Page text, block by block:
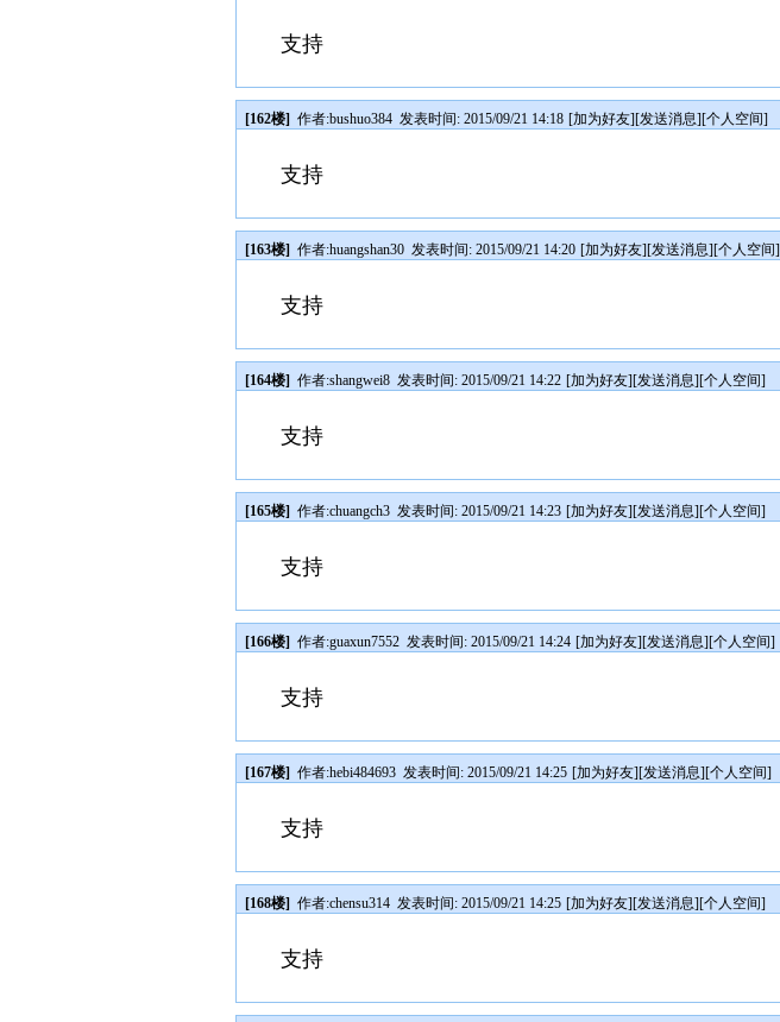
支持
[162楼] 作者:bushuo384 发表时间: 2015/09/21 14:18 [加为好友][发送消息][个人空间]
支持
[163楼] 作者:huangshan30 发表时间: 2015/09/21 14:20 [加为好友][发送消息][个人空间]
支持
[164楼] 作者:shangwei8 发表时间: 2015/09/21 14:22 [加为好友][发送消息][个人空间]
支持
[165楼] 作者:chuangch3 发表时间: 2015/09/21 14:23 [加为好友][发送消息][个人空间]
支持
[166楼] 作者:guaxun7552 发表时间: 2015/09/21 14:24 [加为好友][发送消息][个人空间]
支持
[167楼] 作者:hebi484693 发表时间: 2015/09/21 14:25 [加为好友][发送消息][个人空间]
支持
[168楼] 作者:chensu314 发表时间: 2015/09/21 14:25 [加为好友][发送消息][个人空间]
支持